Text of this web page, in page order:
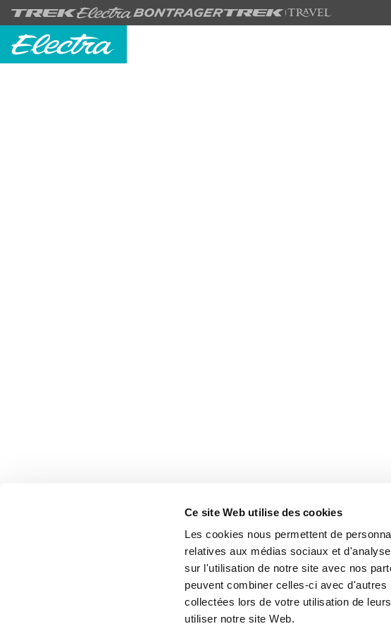
Ce site Web utilise des cookies
Les cookies nous permettent de
relatives aux médias sociaux et
sur l'utilisation de notre site avec nos
peuvent combiner celles-ci avec
collectées lors de votre utilisation de
utiliser notre site Web.